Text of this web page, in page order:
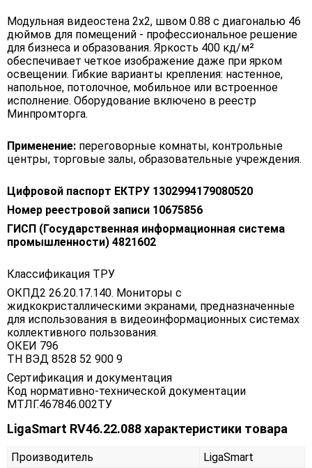
Модульная видеостена 2x2, швом 0.88 с диагональю 46
дюймов для помещений - профессиональное решение
для бизнеса и образования. Яркость 400 кд/м²
обеспечивает четкое изображение даже при ярком
освещении. Гибкие варианты крепления: настенное,
напольное, потолочное, мобильное или встроенное
исполнение. Оборудование включено в реестр
Минпромторга.
Применение: переговорные комнаты, контрольные
центры, торговые залы, образовательные учреждения.
Цифровой паспорт ЕКТРУ 1302994179080520
Номер реестровой записи 10675856
ГИСП (Государственная информационная система
промышленности) 4821602
Классификация ТРУ
ОКПД2 26.20.17.140. Мониторы с
жидкокристаллическими экранами, предназначенные
для использования в видеоинформационных системах
коллективного пользования.
ОКЕИ 796
ТН ВЭД 8528 52 900 9
Сертификация и документация
Код нормативно-технической документации
МТЛГ.467846.002ТУ
LigaSmart RV46.22.088 характеристики товара
Производитель
LigaSmart